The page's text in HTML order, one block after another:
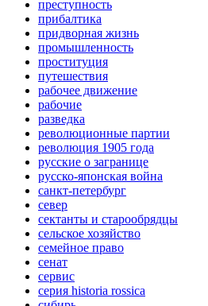
преступность
прибалтика
придворная жизнь
промышленность
проституция
путешествия
рабочее движение
рабочие
разведка
революционные партии
революция 1905 года
русские о загранице
русско-японская война
санкт-петербург
север
сектанты и старообрядцы
сельское хозяйство
семейное право
сенат
сервис
серия historia rossica